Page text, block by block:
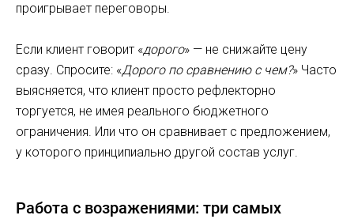
проигрывает переговоры.
Если клиент говорит «дорого» — не снижайте цену
сразу. Спросите: «Дорого по сравнению с чем?» Часто
выясняется, что клиент просто рефлекторно
торгуется, не имея реального бюджетного
ограничения. Или что он сравнивает с предложением,
у которого принципиально другой состав услуг.
Работа с возражениями: три самых